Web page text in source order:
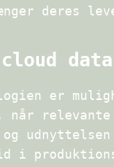
deres
er
når
udnyttelsen
i